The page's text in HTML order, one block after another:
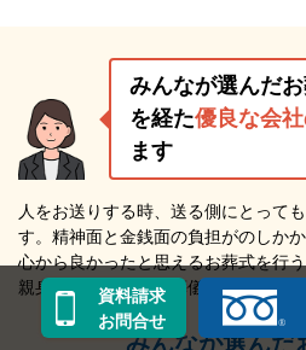
みんなが選んだ
を経た優良な会
ます
人をお送りする時、送る側にとって
す。精神面と金銭面の負担がのしかか
心から良かったと思えるお葬式を行
親身になってくれる葬儀屋さんによ
みんなが選んだ
資料請求
お問合せ